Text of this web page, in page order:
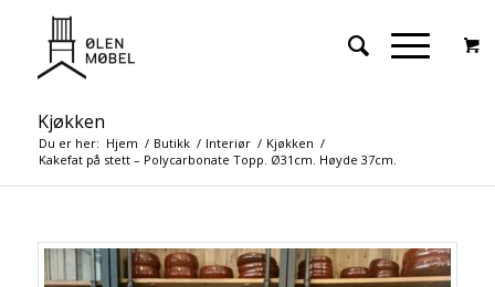
Kjøkken
Du er her: Hjem / Butikk / Interiør / Kjøkken /
Kakefat på stett – Polycarbonate Topp. Ø31cm. Høyde 37cm.